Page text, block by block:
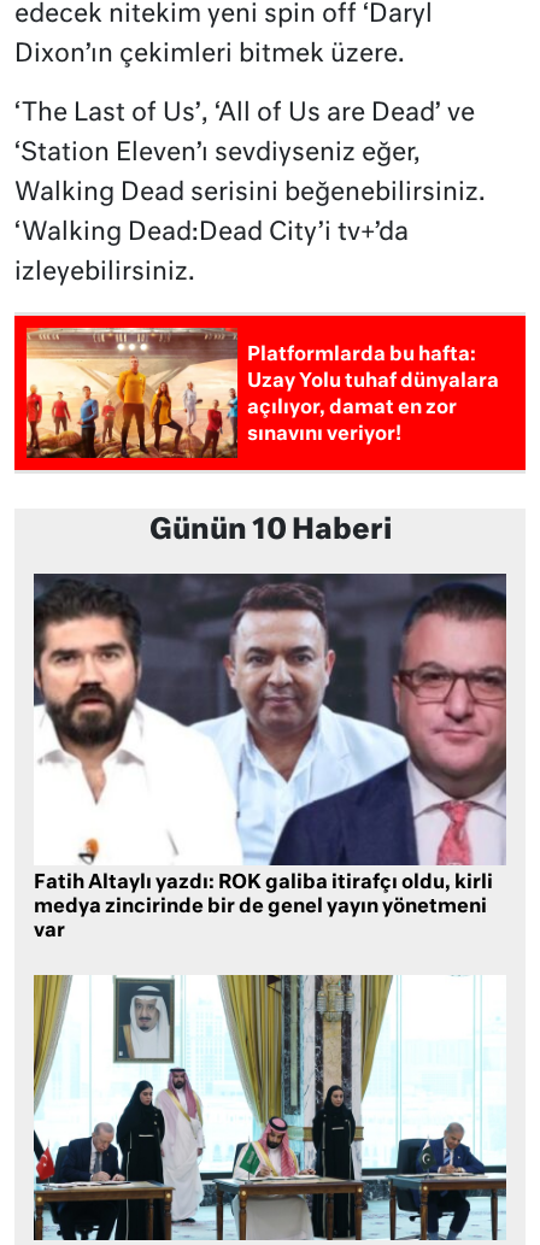
edecek nitekim yeni spin off ‘Daryl
Dixon’ın çekimleri bitmek üzere.
‘The Last of Us’, ‘All of Us are Dead’ ve
‘Station Eleven’ı sevdiyseniz eğer,
Walking Dead serisini beğenebilirsiniz.
‘Walking Dead:Dead City’i tv+’da
izleyebilirsiniz.
Platformlarda bu hafta:
Uzay Yolu tuhaf dünyalara
açılıyor, damat en zor
sınavını veriyor!
Günün 10 Haberi
Fatih Altaylı yazdı: ROK galiba itirafçı oldu, kirli
medya zincirinde bir de genel yayın yönetmeni
var